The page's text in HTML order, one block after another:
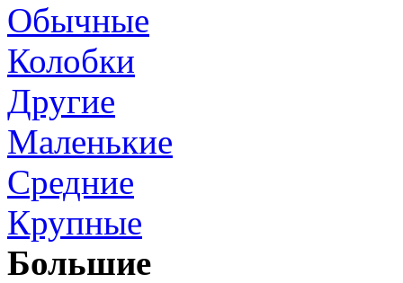
Обычные
Колобки
Другие
Маленькие
Средние
Крупные
Большие